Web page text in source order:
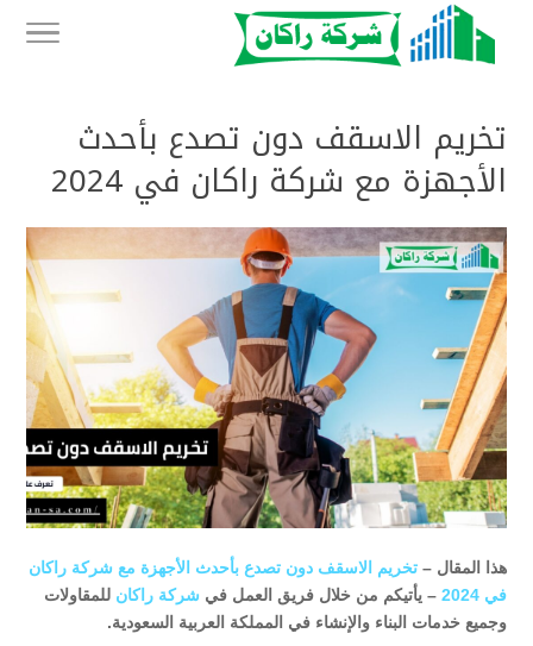
تخريم الاسقف دون تصدع بأحدث
الأجهزة مع شركة راكان في 2024
هذا المقال – تخريم الاسقف دون تصدع بأحدث الأجهزة مع شركة راكان
في 2024
– يأتيكم من خلال فريق العمل في شركة راكان للمقاولات
وجميع خدمات البناء والإنشاء في المملكة العربية السعودية.